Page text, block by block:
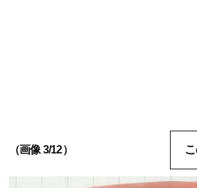
（画像 3/12）